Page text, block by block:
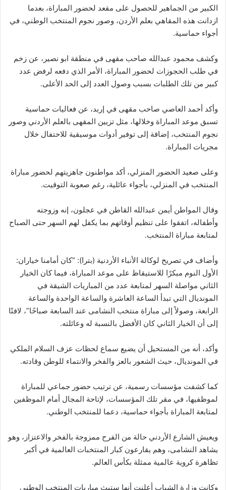
الكبير من الجماهير للحصول على مقعد لحضور المباراة، بعدما
ازدانت هذه المقاهي بعلم الأردن، وصور نجوم المنتخب الوطني، في
أجواء حماسية.
وكشف محمود عبدالله صاحب مقهى في منطقة ابو نصير، عن زخم
في طلب الحجوزات لحضور المباراة، الأمر الذي دفعه لرفض عدد
كبير من تلك الطلبات بسبب وصول العدد إلى الحد الأعلى.
وأكد أحمد العاصي صاحب مقهى في إربد، عن فعاليات حماسية
تسبق موعد المباراة وخلالها، مثل تزيين المقهى بالعلم الأردني وصور
نجوم المنتخب، إضافة إلى توفير أدوات موسيقية للاحتفال خلال
مجريات المباراة.
وعلى صعيد الحضور المنزلي، أكد مواطنون جاهزيتهم لحضور مباراة
المنتخب في المنزلي، بأجواء عائلية، رغم صعوبة التوقيت.
وقال المواطن أيمن عبدالله القاطن في عجلون، إنه وزوجته
وأطفاله، اتفقوا على تنظيم أوقاتهم بما يكفل لهم السهر حتى الصباح
لمتابعة مباراة المنتخب.
وأضاف في تصريح لوكالة الأنباء الأردنية (بترا): “كان أمامنا خياران:
الأول النوم مبكرًا للاستيقاظ على موعد المباراة، فيما كان الخيار
الثاني مواصلة السهر لمتابعة عدد من المباريات الشيقة في
المونديال التي تبدأ الساعة العاشرة والساعة الواحدة والساعة
الرابعة، وصولاً إلى مباراة منتخب النشامى عند السابعة صباحًا”، لافتًا
إلى أن الخيار الثاني كان الأفضل بالنسبة له وعائلته.
وأكد، أنه من المستحيل أن يضيع سماع لحظات عزف السلام الملكي
في المونديال، حيث الشعور بالعز والفخر والانتماء للوطن وقادته.
كما كشفت مؤسسات رسمية، عن ترتيب حضور جماعي للمباراة
لموظفيها، في مقر تلك المؤسسات، لإتاحة المجال أمام الموظفين
لمتابعة المباراة بأجواء حماسية، دعما للمنتخب الوطني.
ويعيش الشارع الأردني حالة من الفرح ممزوجة بالفخر والاعتزاز، وهو
يشاهد النشامى، وهم يقارعون كبار المنتخبات العالمية في أكبر
تظاهرة كروية عالمية ممثلة بكأس العالم.
وكانت وزارة الشباب أعلنت أنها ستبث مباريات المنتخب الوطني